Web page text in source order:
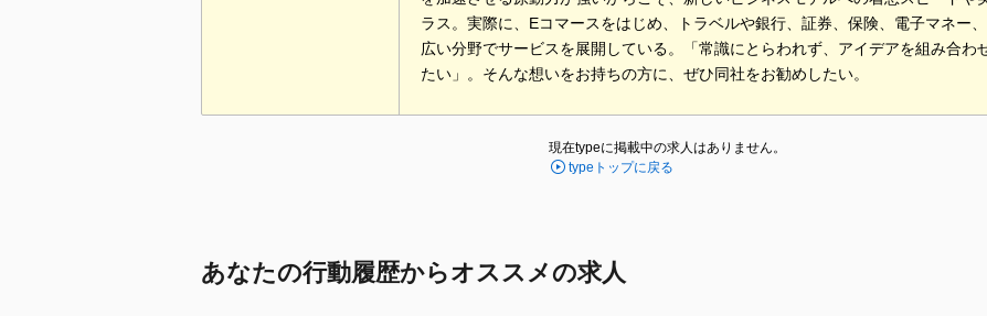
ラス。実際に、Eコマースをはじめ、トラベルや銀行、証券、保険、電子マネー
広い分野でサービスを展開している。「常識にとらわれず、アイデアを組み合わ
たい」。そんな想いをお持ちの方に、ぜひ同社をお勧めしたい。
現在typeに掲載中の求人はありません。
typeトップに戻る
あなたの行動履歴からオススメの求人